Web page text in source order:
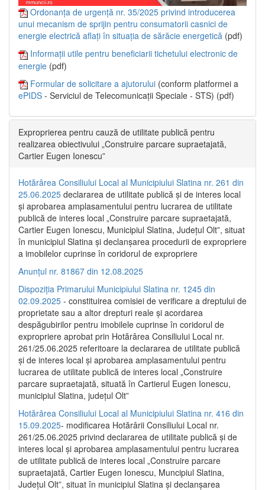
Ordonanța de urgență nr. 35/2025 privind introducerea
unui mecanism de sprijin pentru consumatorii casnici de
energie electrică aflați în situația de sărăcie energetică (pdf)
Informații utile pentru beneficiarii tichetului electronic de
energie (pdf)
Formular de solicitare a ajutorului (conform platformei a
ePIDS - Serviciul de Telecomunicații Speciale - STS) (pdf)
Exproprierea pentru cauză de utilitate publică pentru
realizarea obiectivului „Construire parcare supraetajată,
Cartier Eugen Ionescu”
Hotărârea Consiliului Local al Municipiului Slatina nr. 261 din
25.06.2025 declararea de utilitate publică și de interes local
și aprobarea amplasamentului pentru lucrarea de utilitate
publică de interes local „Construire parcare supraetajată,
Cartier Eugen Ionescu, Municipiul Slatina, Județul Olt”, situat
în municipiul Slatina și declanșarea procedurii de expropriere
a imobilelor cuprinse în coridorul de expropriere
Anunțul nr. 81867 din 12.08.2025
Dispoziția Primarului Municipiului Slatina nr. 1245 din
02.09.2025 - constituirea comisiei de verificare a dreptului de
proprietate sau a altor drepturi reale și acordarea
despăgubirilor pentru imobilele cuprinse în coridorul de
expropriere aprobat prin Hotărârea Consiliului Local nr.
261/25.06.2025 referitoare la declararea de utilitate publică
și de interes local și aprobarea amplasamentului pentru
lucrarea de utilitate publică de interes local „Construire
parcare supraetajată, situată în Cartierul Eugen Ionescu,
municipiul Slatina, județul Olt”
Hotărârea Consiliului Local al Municipiului Slatina nr. 416 din
15.09.2025- modificarea Hotărârii Consiliului Local nr.
261/25.06.2025 privind declararea de utilitate publică și de
interes local și aprobarea amplasamentului pentru lucrarea
de utilitate publică de interes local „Construire parcare
supraetajată, Cartier Eugen Ionescu, Muncipiul Slatina,
Județul Olt”, situat în municipiul Slatina și declanșarea